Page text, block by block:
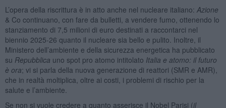
L’opera della riscrittura è in atto anche nel nucleare italiano: Azione
& Co continuano, con fare da bulletti, a vendere fumo, ottenendo lo
stanziamento di 7,5 milioni di euro destinati a raccontarci nel
biennio 2025-26 quanto il nucleare sia bello e pulito. Inoltre, il
Ministero dell’ambiente e della sicurezza energetica ha pubblicato
su Repubblica uno spot pro atomo intitolato Italia e atomo: il futuro
è ora; vi si parla della nuova generazione di reattori (SMR e AMR),
che in realtà moltiplica, oltre ai costi, i problemi di rischio per la
salute e l’ambiente.
Se non si vuole credere a quanto asserisce il Nobel Parisi (il